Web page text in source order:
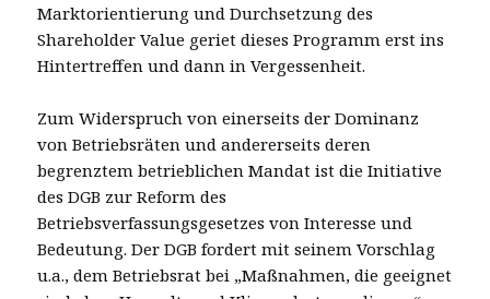
Marktorientierung und Durchsetzung des
Shareholder Value geriet dieses Programm erst ins
Hintertreffen und dann in Vergessenheit.
Zum Widerspruch von einerseits der Dominanz
von Betriebsräten und andererseits deren
begrenztem betrieblichen Mandat ist die Initiative
des DGB zur Reform des
Betriebsverfassungsgesetzes von Interesse und
Bedeutung. Der DGB fordert mit seinem Vorschlag
u.a., dem Betriebsrat bei „Maßnahmen, die geeignet